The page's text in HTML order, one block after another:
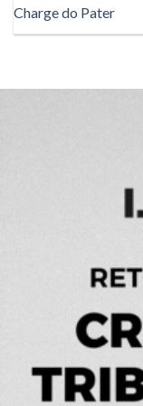
Charge do Pater